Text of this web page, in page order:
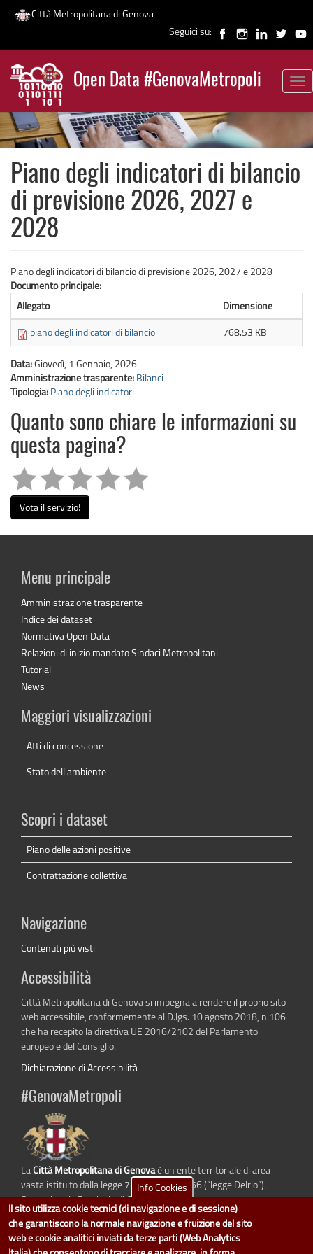
Salta
contenuto
principale
Città Metropolitana di Genova
Seguici su:
Open Data #GenovaMetropoli
News
Piano degli indicatori di bilancio
di previsione 2026, 2027 e
2028
Piano degli indicatori di bilancio di previsione 2026, 2027 e 2028
Documento principale:
Allegato
Dimensione
piano degli indicatori di bilancio
768.53 KB
Data:Giovedì, 1 Gennaio, 2026
Amministrazione trasparente: Bilanci
Tipologia: Piano degli indicatori
Quanto sono chiare le informazioni su
questa pagina?
Vota il servizio!
Menu principale
Amministrazione trasparente
Indice dei dataset
Normativa Open Data
Relazioni di inizio mandato Sindaci Metropolitani
Tutorial
News
Maggiori visualizzazioni
Atti di concessione
Stato dell'ambiente
Scopri i dataset
Piano delle azioni positive
Contrattazione collettiva
Navigazione
Contenuti più visti
Accessibilità
Città Metropolitana di Genova si impegna a rendere il proprio sito
web accessibile, conformemente al D.lgs. 10 agosto 2018, n.106
che ha recepito la direttiva UE 2016/2102 del Parlamento
europeo e del Consiglio.
Dichiarazione di Accessibilità
#GenovaMetropoli
LaCittà Metropolitana di Genovaè un ente territoriale di area
vasta istituito dalla legge 7 aprile 2014 n. 56 (“legge Delrio”).
Sostituisce la Provincia di Genova.
Info Cookies
Il sito utilizza cookie tecnici (di navigazione e di sessione)
che garantiscono la normale navigazione e fruizione del sito
web e cookie analitici inviati da terze parti (Web Analytics